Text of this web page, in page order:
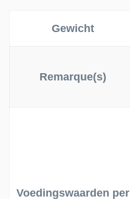
Gewicht
Remarque(s)
Voedingswaarden per